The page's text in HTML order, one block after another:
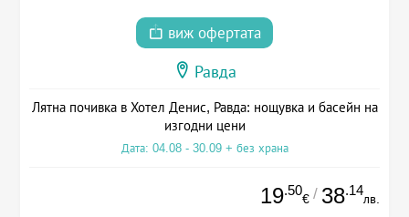
виж офертата
Равда
Лятна почивка в Хотел Денис, Равда: нощувка и басейн на
изгодни цени
Дата: 04.08 - 30.09 + без храна
19.50
€ / 38.14
лв.